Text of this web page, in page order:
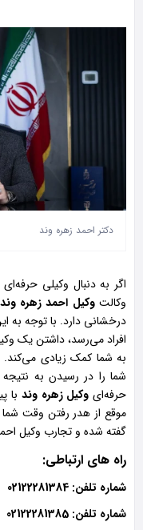
دکتر احمد زهره وند
اگر به دنبال وکیلی
وکالتوکیل احمد زهره‌ وند
درخشانی دارد. با توجه به
افراد می‌رسد، داشتن یک‌
به شما کمک زیادی می‌کند.
شما را در رسیدن به
حرفه‌ای وکیل زهره‌ وند با
موقع از هدر رفتن وقت
گفته شده و تجارب وکیل
راه های ارتباطی:
شماره تلفن: 02122281384
شماره تلفن: 02122281385